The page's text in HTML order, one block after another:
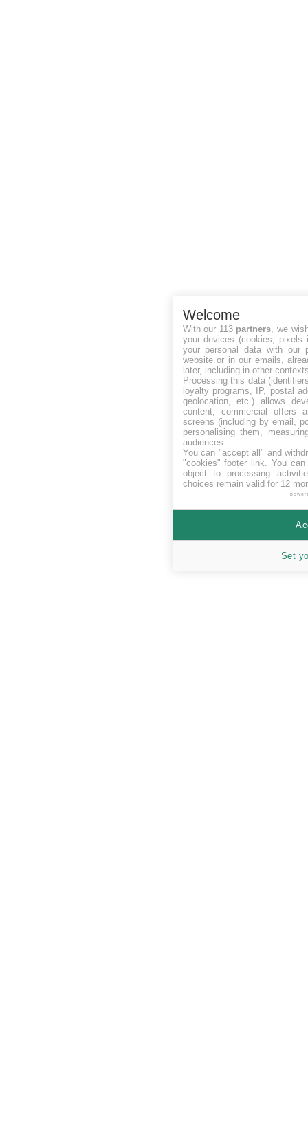
Welcome
With our 113 partners, we
your devices (cookies, pixels
your personal data with our
website or in our emails,
later, including in other
Processing this data
loyalty programs, IP, postal
geolocation, etc.) allows
content, commercial offers
screens (including by email,
personalising them,
audiences.
You can "accept all" and
"cookies" footer link. You can
object to processing
choices remain valid for 12
Set